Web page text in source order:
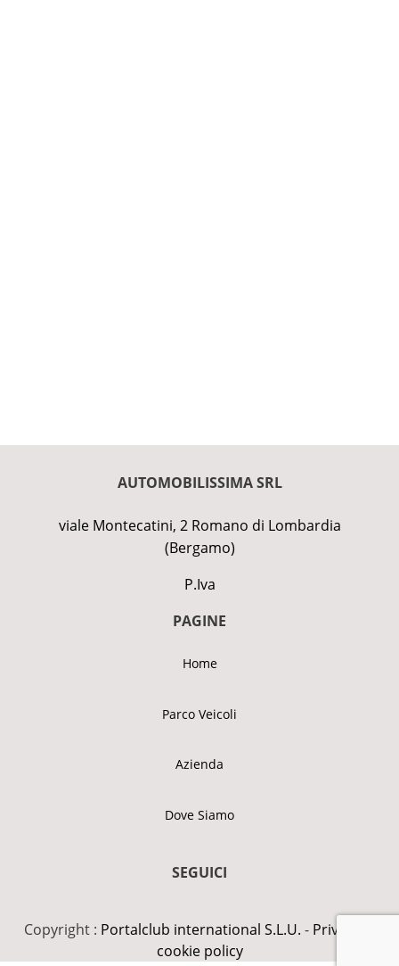
AUTOMOBILISSIMA SRL
viale Montecatini, 2 Romano di Lombardia
(Bergamo)
P.Iva
PAGINE
Home
Parco Veicoli
Azienda
Dove Siamo
SEGUICI
Copyright : Portalclub international S.L.U. - Privacy &
cookie policy